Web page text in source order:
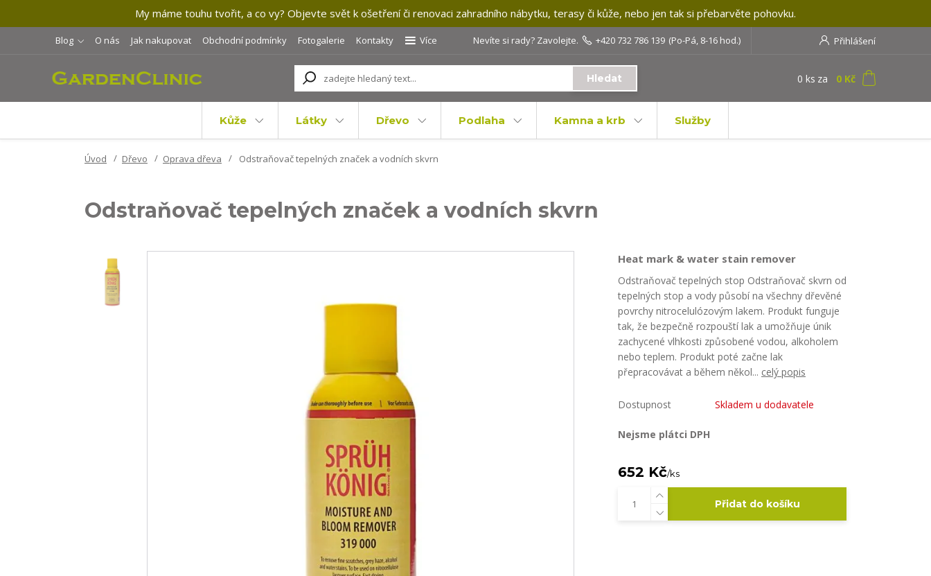
My máme touhu tvořit, a co vy? Objevte svět k ošetření či renovaci zahradního nábytku, terasy či kůže, nebo jen tak si přebarvěte pohovku.
Blog O nás Jak nakupovat Obchodní podmínky Fotogalerie Kontakty Více Přihlášení
Hledat
Nevíte si rady? Zavolejte. +420 732 786 139 (Po-Pá, 8-16 hod.)
0 ks za 0 Kč
Kůže Látky Dřevo Podlaha Kamna a krb Služby
Úvod Dřevo Oprava dřeva Odstraňovač tepelných značek a vodních skvrn
Odstraňovač tepelných značek a vodních skvrn
Heat mark & water stain remover
Odstraňovač tepelných stop Odstraňovač skvrn od
tepelných stop a vody působí na všechny dřevěné
povrchy nitrocelulózovým lakem. Produkt funguje
tak, že bezpečně rozpouští lak a umožňuje únik
zachycené vlhkosti způsobené vodou, alkoholem
nebo teplem. Produkt poté začne lak
přepracovávat a během někol... celý popis
Dostupnost Skladem u dodavatele
Nejsme plátci DPH
652 Kč/ks
Přidat do košíku